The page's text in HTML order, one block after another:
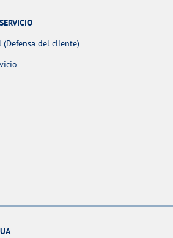
(Defensa del cliente)